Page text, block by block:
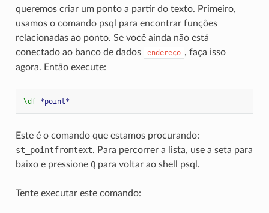
queremos criar um ponto a partir do texto. Primeiro,
usamos o comando psql para encontrar funções
relacionadas ao ponto. Se você ainda não está
conectado ao banco de dados
endereço , faça isso
agora. Então execute:
\df *point*
Este é o comando que estamos procurando:
st_pointfromtext. Para percorrer a lista, use a seta para
baixo e pressione Qpara voltar ao shell psql.
Tente executar este comando: